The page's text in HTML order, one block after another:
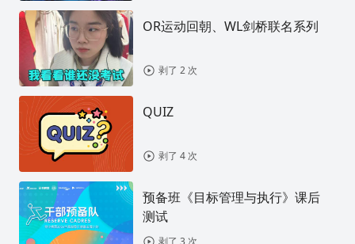
OR运动回朝、WL剑桥联名系列
剥了 2 次
QUIZ
剥了 4 次
预备班《目标管理与执行》课后
测试
剥了 3 次